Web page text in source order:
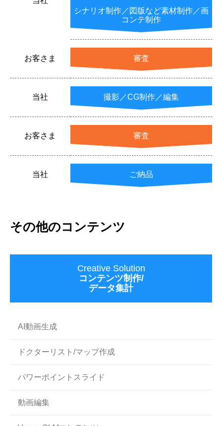
シナリオ制作／図版など素材制作／画
コンテ制作
お客さま 審査
当社 撮影／CG制作／編集
お客さま 審査
当社 ご納品
その他のコンテンツ
Creative Solution
コンテンツ制作/
データ集計
AI動画生成
ドクターリスト/マップ作成
パワーポイントスライド
動画編集